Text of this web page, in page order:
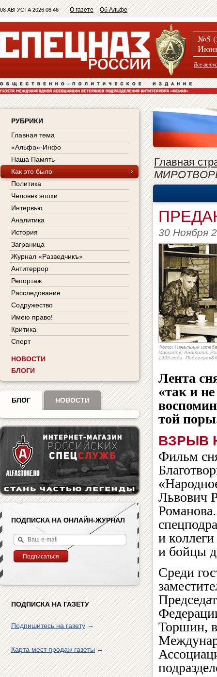
08 АВГУСТА 2026 08:46 О газете Об Альфе
№5
Все
РУБРИКИ
Главная тема
«Альфа»-Инфо
Наша Память
Как это было
Политика
Человек эпохи
Интервью
Аналитика
История
Заграница
Журнал «Разведчикъ»
Антитеррор
Репортаж
Расследование
Содружество
Имею право!
Критика
Спорт
НОВОСТИ
БЛОГИ
БЛОГ НОВОСТИ
ПОДПИСКА НА ОНЛАЙН-ЖУРНАЛ
ПОДПИСКА НА ГАЗЕТУ
Подпишитесь на газету→
Карта мест продаж газеты→
Главная
30 Ноября
Фото: Начальник
Масхадов, Анатолий
1995 года.
Лента
«так и
той
ВЗРЫВ
Фильм
Львович
и
и бойцы
Среди
Торшин,